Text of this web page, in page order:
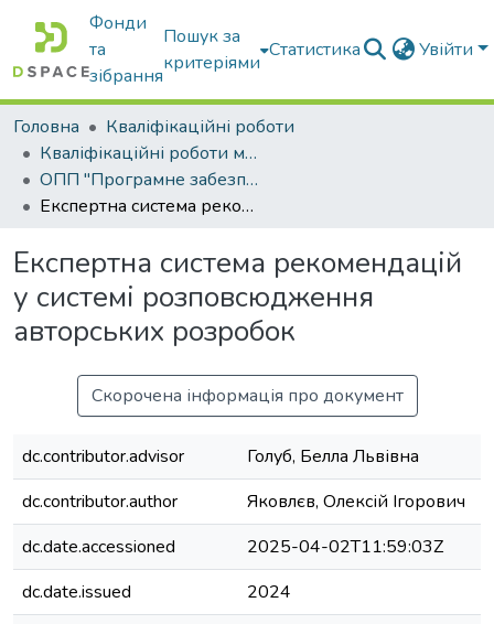
Фонди
та
зібрання
Пошук за
критеріями
Статистика Увійти
Головна
Кваліфікаційні роботи
Кваліфікаційні роботи магістрів
ОПП "Програмне забезпечення інформаційних систем"
Експертна система рекомендацій у системі розповсюдження авторських розробок
Експертна система рекомендацій
у системі розповсюдження
авторських розробок
Скорочена інформація про документ
dc.contributor.advisor
Голуб, Белла Львівна
dc.contributor.author
Яковлєв, Олексій Ігорович
dc.date.accessioned
2025-04-02T11:59:03Z
dc.date.issued
2024